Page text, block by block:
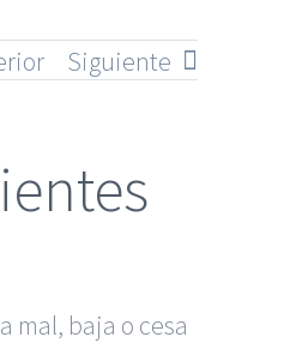
Siguiente
mal, baja o cesa